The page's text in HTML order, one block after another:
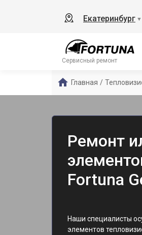
Екатеринбург ▼
Сервисный ремонт
Главная /
Ремонт
Fortuna
Наши специалисты
элементов